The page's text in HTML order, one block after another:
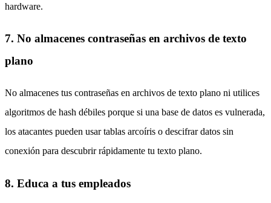
hardware.
7. No almacenes contraseñas en archivos de texto
plano
No almacenes tus contraseñas en archivos de texto plano ni utilices
algoritmos de hash débiles porque si una base de datos es vulnerada,
los atacantes pueden usar tablas arcoíris o descifrar datos sin
conexión para descubrir rápidamente tu texto plano.
8. Educa a tus empleados